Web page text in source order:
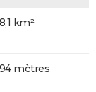
km²
mètres